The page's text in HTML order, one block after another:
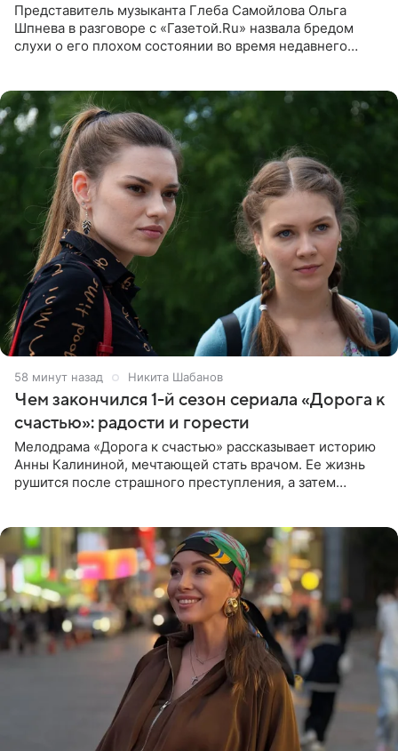
Представитель музыканта Глеба Самойлова Ольга
Шпнева в разговоре с «Газетой.Ru» назвала бредом
слухи о его плохом состоянии во время недавнего
58 минут назад Никита Шабанов
Чем закончился 1-й сезон сериала «Дорога к
счастью»: радости и горести
Мелодрама «Дорога к счастью» рассказывает историю
Анны Калининой, мечтающей стать врачом. Ее жизнь
рушится после страшного преступления, а затем